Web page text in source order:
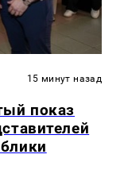
15 минут назад
показ